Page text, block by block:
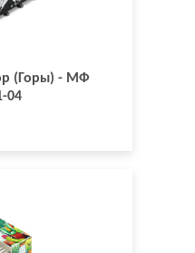
(Горы) - МФ
04